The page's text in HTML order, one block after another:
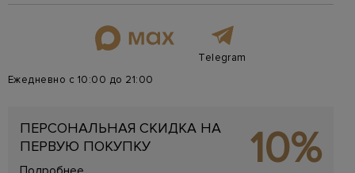
Telegram
Ежедневно с 10:00 до 21:00
ПЕРСОНАЛЬНАЯ СКИДКА НА
ПЕРВУЮ ПОКУПКУ
10%